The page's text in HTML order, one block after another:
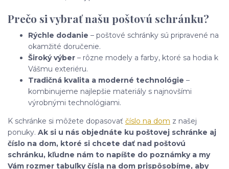
Prečo si vybrať našu poštovú schránku?
Rýchle dodanie – poštové schránky sú pripravené na
okamžité doručenie.
Široký výber – rôzne modely a farby, ktoré sa hodia k
Vášmu exteriéru.
Tradičná kvalita a moderné technológie –
kombinujeme najlepšie materiály s najnovšími
výrobnými technológiami.
K schránke si môžete dopasovať číslo na dom z našej
ponuky. Ak si u nás objednáte ku poštovej schránke aj
číslo na dom, ktoré si chcete dať nad poštovú
schránku, kľudne nám to napíšte do poznámky a my
Vám rozmer tabuľky čísla na dom prispôsobíme, aby